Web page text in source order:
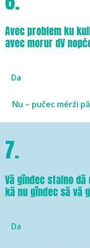
Avec problem ku
avec morur dV
Da
Nu – pučec mérźi
7.
Vă gînđec stalno
kă nu gînđec să vă
Da